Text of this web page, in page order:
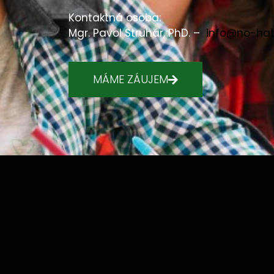
Kontaktná osoba:
Mgr. Pavol Struhár, PhD. – info@no-
MÁME ZÁUJEM